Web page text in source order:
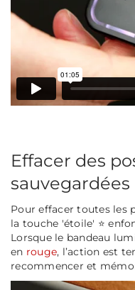
Effacer des
sauvegardées
Pour effacer toutes les
la touche 'étoile' ⭐
Lorsque le bandeau
en rouge, l’action est
recommencer et